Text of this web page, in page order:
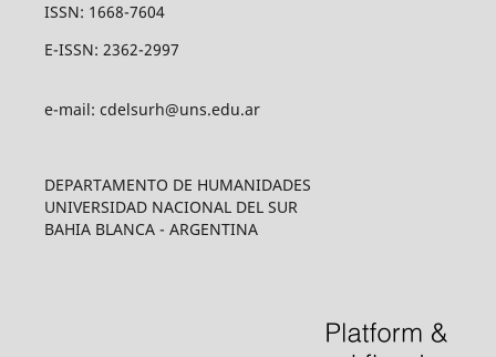
ISSN: 1668-7604
E-ISSN: 2362-2997
e-mail: cdelsurh@uns.edu.ar
DEPARTAMENTO DE HUMANIDADES
UNIVERSIDAD NACIONAL DEL SUR
BAHIA BLANCA - ARGENTINA